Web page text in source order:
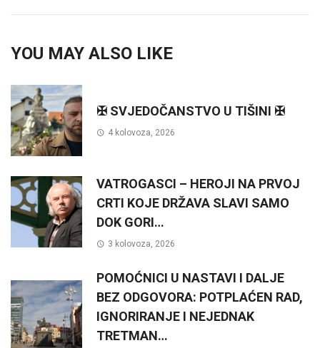
YOU MAY ALSO LIKE
✠ SVJEDOČANSTVO U TIŠINI ✠
4 kolovoza, 2026
VATROGASCI – HEROJI NA PRVOJ
CRTI KOJE DRŽAVA SLAVI SAMO
DOK GORI…
3 kolovoza, 2026
POMOĆNICI U NASTAVI I DALJE
BEZ ODGOVORA: POTPLAĆEN RAD,
IGNORIRANJE I NEJEDNAK
TRETMAN…